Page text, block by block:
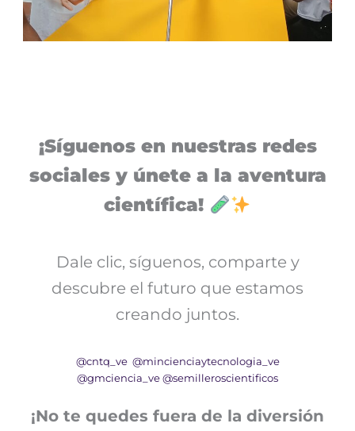
¡Síguenos en nuestras redes
sociales y únete a la aventura
científica!
Dale clic, síguenos, comparte y
descubre el futuro que estamos
creando juntos.
@cntq_ve @mincienciaytecnologia_ve
@gmciencia_ve @semilleroscientificos
¡No te quedes fuera de la diversión